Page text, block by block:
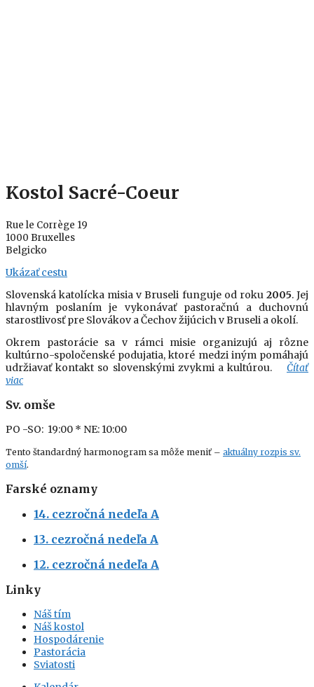
Kostol Sacré-Coeur
Rue le Corrège 19
1000 Bruxelles
Belgicko
Ukázať cestu
Slovenská katolícka misia v Bruseli funguje od roku 2005. Jej
hlavným poslaním je vykonávať pastoračnú a duchovnú
starostlivosť pre Slovákov a Čechov žijúcich v Bruseli a okolí.
Okrem pastorácie sa v rámci misie organizujú aj rôzne
kultúrno-spoločenské podujatia, ktoré medzi iným pomáhajú
udržiavať kontakt so slovenskými zvykmi a kultúrou. Čítať
viac
Sv. omše
PO -SO: 19:00 * NE: 10:00
Tento štandardný harmonogram sa môže meniť – aktuálny rozpis sv.
omší.
Farské oznamy
14. cezročná nedeľa A
13. cezročná nedeľa A
12. cezročná nedeľa A
Linky
Náš tím
Náš kostol
Hospodárenie
Pastorácia
Sviatosti